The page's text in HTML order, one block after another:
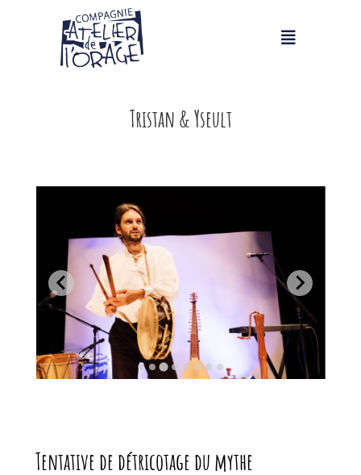
Tristan & Yseult
Tentative de détricotage du mythe